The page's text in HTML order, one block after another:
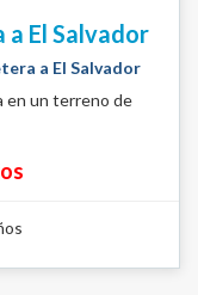
a El Salvador
a El Salvador
en un terreno de